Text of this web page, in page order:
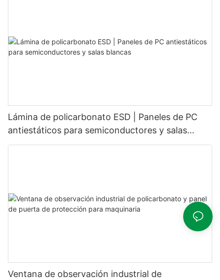
Lámina de policarbonato ESD | Paneles de PC
antiestáticos para semiconductores y salas
blancas
Ventana de observación industrial de